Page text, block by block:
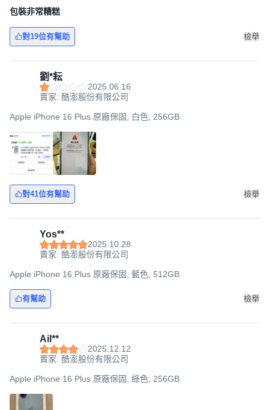
包裝非常糟糕
對19位有幫助 檢舉
劉*耘
2025.06.16
賣家: 酷澎股份有限公司
Apple iPhone 16 Plus 原廠保固, 白色, 256GB
對41位有幫助 檢舉
Yos**
2025.10.28
賣家: 酷澎股份有限公司
Apple iPhone 16 Plus 原廠保固, 藍色, 512GB
有幫助 檢舉
Ail**
2025.12.12
賣家: 酷澎股份有限公司
Apple iPhone 16 Plus 原廠保固, 綠色, 256GB